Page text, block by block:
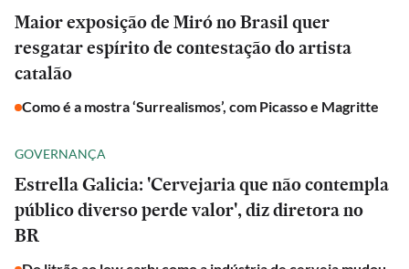
Maior exposição de Miró no Brasil quer
resgatar espírito de contestação do artista
catalão
Como é a mostra ‘Surrealismos’, com Picasso e Magritte
GOVERNANÇA
Estrella Galicia: 'Cervejaria que não contempla
público diverso perde valor', diz diretora no
BR